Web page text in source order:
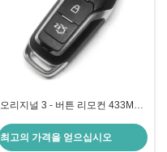
오리지널 3 - 버튼 리모컨 433MHZ
최고의 가격을 얻으십시오